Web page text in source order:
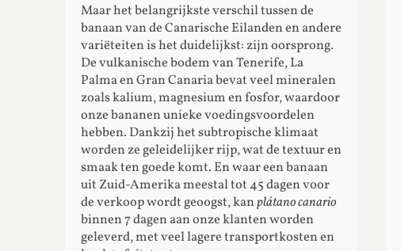
Maar het belangrijkste verschil tussen de
banaan van de Canarische Eilanden en andere
variëteiten is het duidelijkst: zijn oorsprong.
De vulkanische bodem van Tenerife, La
Palma en Gran Canaria bevat veel mineralen
zoals kalium, magnesium en fosfor, waardoor
onze bananen unieke voedingsvoordelen
hebben. Dankzij het subtropische klimaat
worden ze geleidelijker rijp, wat de textuur en
smaak ten goede komt. En waar een banaan
uit Zuid-Amerika meestal tot 45 dagen voor
de verkoop wordt geoogst, kanplátano canario
binnen 7 dagen aan onze klanten worden
geleverd, met veel lagere transportkosten en